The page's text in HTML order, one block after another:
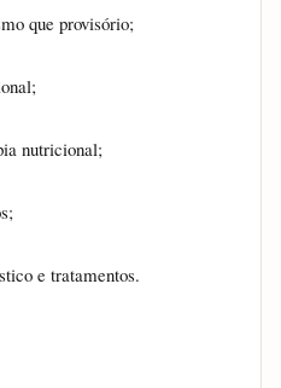
que provisório;
nutricional;
e tratamentos.